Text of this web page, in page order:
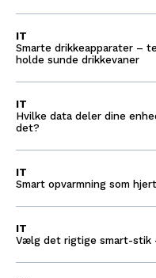
Smarte drikkeapparater –
holde sunde drikkevaner
IT
Hvilke data deler dine
det?
IT
Smart opvarmning som
IT
Vælg det rigtige smart-stik
IT